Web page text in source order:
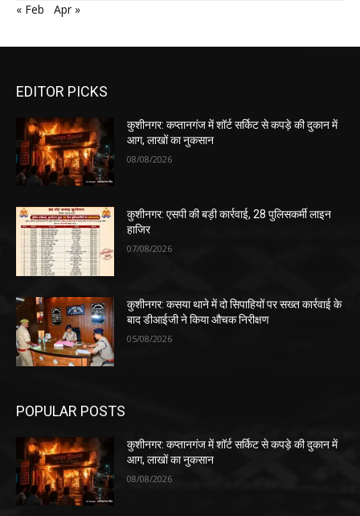
« Feb
Apr »
EDITOR PICKS
कुशीनगर: कप्तानगंज में शॉर्ट सर्किट से कपड़े की दुकान में
आग, लाखों का नुकसान
08/08/2026
कुशीनगर: एसपी की बड़ी कार्रवाई, 28 पुलिसकर्मी लाइन
हाजिर
07/08/2026
कुशीनगर: कसया थाने में दो सिपाहियों पर सख्त कार्रवाई के
बाद डीआईजी ने किया औचक निरीक्षण
05/08/2026
POPULAR POSTS
कुशीनगर: कप्तानगंज में शॉर्ट सर्किट से कपड़े की दुकान में
आग, लाखों का नुकसान
08/08/2026